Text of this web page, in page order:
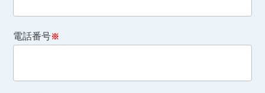
電話番号※